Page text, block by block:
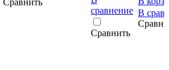
Сравнить
сравнение
Сравнить
В